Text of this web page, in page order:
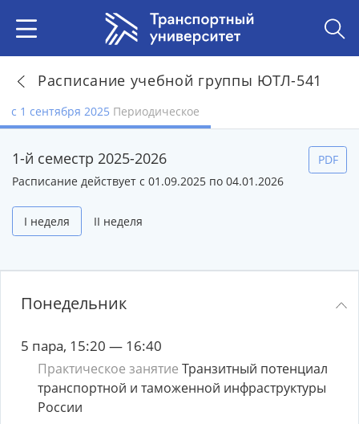
Расписание учебной группы ЮТЛ-541
с 1 сентября 2025 Периодическое
1-й семестр 2025-2026
Расписание действует с 01.09.2025 по 04.01.2026
I неделя II неделя
PDF
Понедельник
5 пара, 15:20 — 16:40
Практическое занятие Транзитный потенциал
транспортной и таможенной инфраструктуры
России